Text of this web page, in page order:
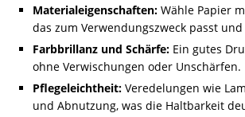
Materialeigenschaften: Wähle Papier
das zum Verwendungszweck passt
Farbbrillanz und Schärfe: Ein gutes
ohne Verwischungen oder Unschärfen.
Pflegeleichtheit: Veredelungen wie
und Abnutzung, was die Haltbarkeit